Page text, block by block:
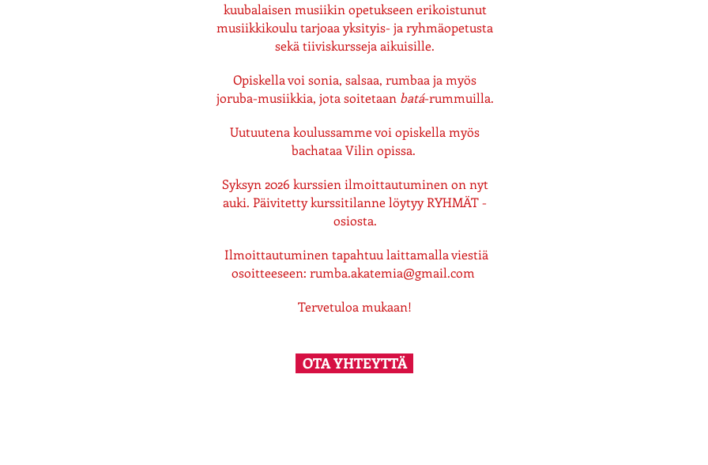
kuubalaisen musiikin opetukseen erikoistunut
musiikkikoulu tarjoaayksityis- ja ryhmäopetusta
sekä tiiviskursseja aikuisille.
Opiskella voi sonia, salsaa, rumbaa ja myös
joruba-musiikkia, jota soitetaan batá-rummuilla.
Uutuutena koulussamme voi opiskella myös
bachataa Vilin opissa.
Syksyn 2026 kurssien ilmoittautuminen on nyt
auki. Päivitetty kurssitilanne löytyy RYHMÄT -
osiosta.
Ilmoittautuminen tapahtuu laittamalla viestiä
osoitteeseen: rumba.akatemia@gmail.com
Tervetuloa mukaan!
OTA YHTEYTTÄ